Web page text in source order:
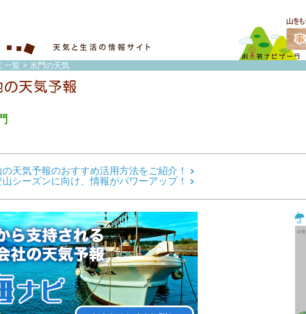
一覧 > 水門の天気
天気予報のおすすめ活用方法をご紹介！
シーズンに向け、情報がパワーアップ！